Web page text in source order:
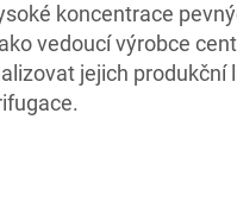
koncentrace
vedoucí výrobce
jejich produkční